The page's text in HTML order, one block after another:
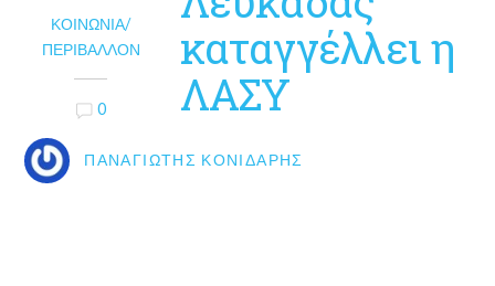
ΚΟΙΝΩΝΊΑ/
ΠΕΡΙΒΆΛΛΟΝ
0
καταγγέλλει η
ΛΑΣΥ
ΠΑΝΑΓΙΏΤΗΣ ΚΟΝΙΔΆΡΗΣ